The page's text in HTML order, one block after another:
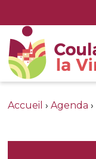
Accueil ›Agenda ›